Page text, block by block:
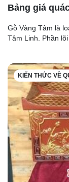
Bảng giá
Gỗ Vàng Tâm là
Tâm Linh. Phần
KIẾN THỨC VỀ